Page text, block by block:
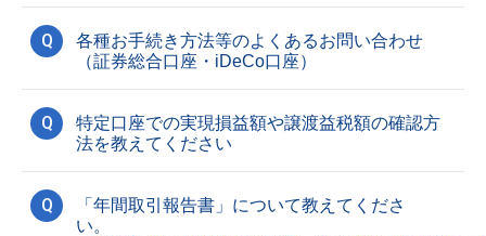
Q
各種お手続き方法等のよくあるお問い合わせ
（証券総合口座・iDeCo口座）
Q
特定口座での実現損益額や譲渡益税額の確認方
法を教えてください
Q
「年間取引報告書」について教えてくださ
い